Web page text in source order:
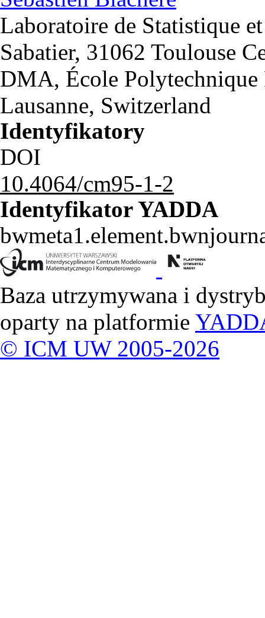
Laboratoire de Statistique
Sabatier, 31062 Toulouse
DMA, École Polytechnique
Lausanne, Switzerland
Identyfikatory
DOI
10.4064/cm95-1-2
Identyfikator YADDA
Baza utrzymywana i
oparty na platformie
© ICM UW 2005-2026